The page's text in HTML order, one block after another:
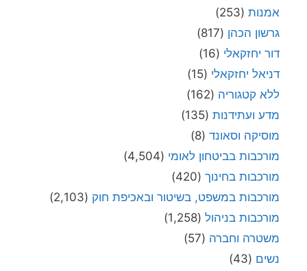
אמנות (253)
גרשון הכהן (817)
דור יחזקאלי (16)
דניאל יחזקאלי (15)
ללא קטגוריה (162)
מדע ועתידנות (135)
מוסיקה וסאונד (8)
מורכבות בביטחון לאומי (4,504)
מורכבות בחינוך (420)
מורכבות במשפט, בשיטור ובאכיפת חוק (2,103)
מורכבות בניהול (1,258)
משטרה וחברה (57)
נשים (43)